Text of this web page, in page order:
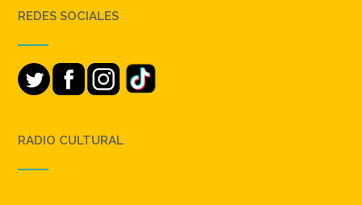
REDES SOCIALES
RADIO CULTURAL